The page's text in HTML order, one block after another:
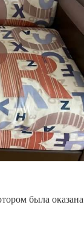
была оказана